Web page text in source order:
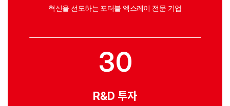
혁신을 선도하는 포터블 엑스레이 전문 기업
30
R&D 투자